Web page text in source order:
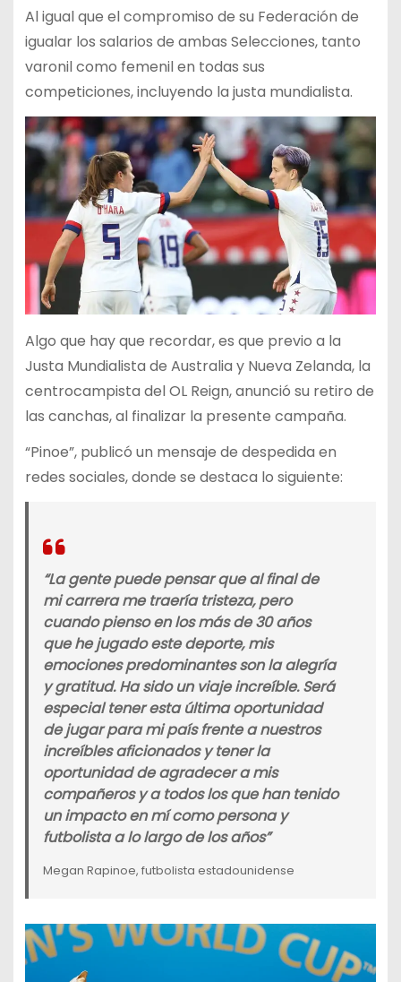
Al igual que el compromiso de su Federación de
igualar los salarios de ambas Selecciones, tanto
varonil como femenil en todas sus
competiciones, incluyendo la justa mundialista.
Algo que hay que recordar, es que previo a la
Justa Mundialista de Australia y Nueva Zelanda, la
centrocampista del OL Reign, anunció su retiro de
las canchas, al finalizar la presente campaña.
“Pinoe”, publicó un mensaje de despedida en
redes sociales, donde se destaca lo siguiente:
“La gente puede pensar que al final de
mi carrera me traería tristeza, pero
cuando pienso en los más de 30 años
que he jugado este deporte, mis
emociones predominantes son la alegría
y gratitud. Ha sido un viaje increíble. Será
especial tener esta última oportunidad
de jugar para mi país frente a nuestros
increíbles aficionados y tener la
oportunidad de agradecer a mis
compañeros y a todos los que han tenido
un impacto en mí como persona y
futbolista a lo largo de los años”
Megan Rapinoe, futbolista estadounidense